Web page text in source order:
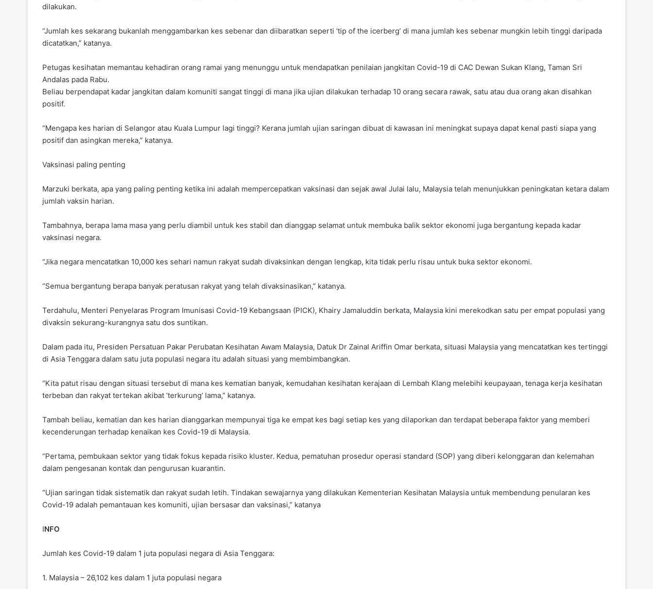
dilakukan.
“Jumlah kes sekarang bukanlah menggambarkan kes sebenar dan diibaratkan seperti ‘tip of the icerberg’ di mana jumlah kes sebenar mungkin lebih tinggi daripada
dicatatkan,” katanya.
Petugas kesihatan memantau kehadiran orang ramai yang menunggu untuk mendapatkan penilaian jangkitan Covid-19 di CAC Dewan Sukan Klang, Taman Sri
Andalas pada Rabu.
Beliau berpendapat kadar jangkitan dalam komuniti sangat tinggi di mana jika ujian dilakukan terhadap 10 orang secara rawak, satu atau dua orang akan disahkan
positif.
“Mengapa kes harian di Selangor atau Kuala Lumpur lagi tinggi? Kerana jumlah ujian saringan dibuat di kawasan ini meningkat supaya dapat kenal pasti siapa yang
positif dan asingkan mereka,” katanya.
Vaksinasi paling penting
Marzuki berkata, apa yang paling penting ketika ini adalah mempercepatkan vaksinasi dan sejak awal Julai lalu, Malaysia telah menunjukkan peningkatan ketara dalam
jumlah vaksin harian.
Tambahnya, berapa lama masa yang perlu diambil untuk kes stabil dan dianggap selamat untuk membuka balik sektor ekonomi juga bergantung kepada kadar
vaksinasi negara.
“Jika negara mencatatkan 10,000 kes sehari namun rakyat sudah divaksinkan dengan lengkap, kita tidak perlu risau untuk buka sektor ekonomi.
“Semua bergantung berapa banyak peratusan rakyat yang telah divaksinasikan,” katanya.
Terdahulu, Menteri Penyelaras Program Imunisasi Covid-19 Kebangsaan (PICK), Khairy Jamaluddin berkata, Malaysia kini merekodkan satu per empat populasi yang
divaksin sekurang-kurangnya satu dos suntikan.
Dalam pada itu, Presiden Persatuan Pakar Perubatan Kesihatan Awam Malaysia, Datuk Dr Zainal Ariffin Omar berkata, situasi Malaysia yang mencatatkan kes tertinggi
di Asia Tenggara dalam satu juta populasi negara itu adalah situasi yang membimbangkan.
“Kita patut risau dengan situasi tersebut di mana kes kematian banyak, kemudahan kesihatan kerajaan di Lembah Klang melebihi keupayaan, tenaga kerja kesihatan
terbeban dan rakyat tertekan akibat ‘terkurung’ lama,” katanya.
Tambah beliau, kematian dan kes harian dianggarkan mempunyai tiga ke empat kes bagi setiap kes yang dilaporkan dan terdapat beberapa faktor yang memberi
kecenderungan terhadap kenaikan kes Covid-19 di Malaysia.
“Pertama, pembukaan sektor yang tidak fokus kepada risiko kluster. Kedua, pematuhan prosedur operasi standard (SOP) yang diberi kelonggaran dan kelemahan
dalam pengesanan kontak dan pengurusan kuarantin.
“Ujian saringan tidak sistematik dan rakyat sudah letih. Tindakan sewajarnya yang dilakukan Kementerian Kesihatan Malaysia untuk membendung penularan kes
Covid-19 adalah pemantauan kes komuniti, ujian bersasar dan vaksinasi,” katanya
INFO
Jumlah kes Covid-19 dalam 1 juta populasi negara di Asia Tenggara:
1. Malaysia – 26,102 kes dalam 1 juta populasi negara